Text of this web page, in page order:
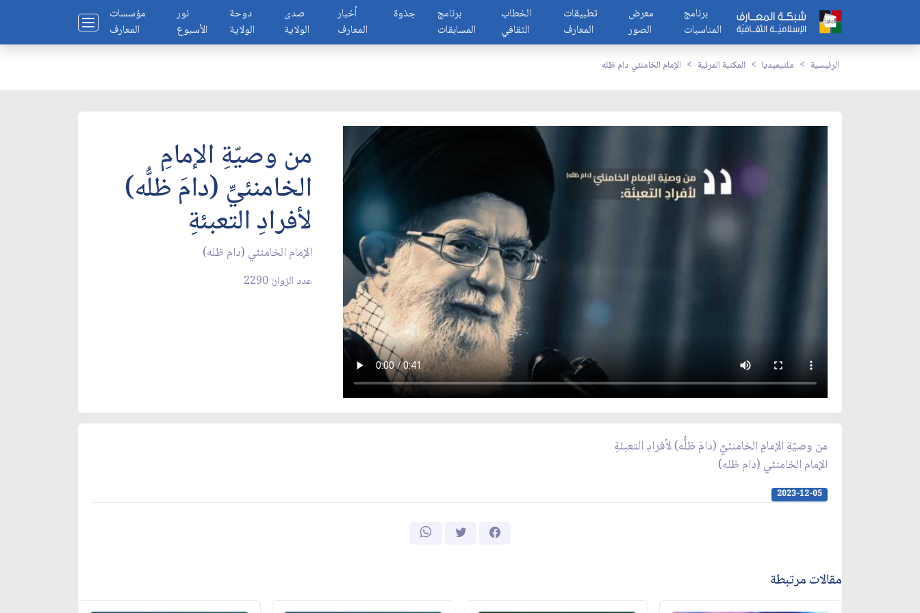
مؤسسات
المعارف
نور
الأسبوع
دوحة
الولاية
صدى
الولاية
أخبار
المعارف
جذوة
برنامج
المسابقات
الخطاب
الثقافي
تطبيقات
المعارف
معرض
الصور
برنامج
المناسبات
الرئيسية ملتيميديا المكتبة المرئية الإمام الخامنئي دام ظله
من وصيّةِ الإمامِ
الخامنئيِّ (دامَ ظلُّه)
لأفرادِ التعبئةِ
الإمام الخامنئي (دام ظله)
عدد الزوار: 2290
من وصيّةِ الإمامِ الخامنئيِّ (دامَ ظلُّه) لأفرادِ التعبئةِ
الإمام الخامنئي (دام ظله)
2023-12-05
مقالات مرتبطة